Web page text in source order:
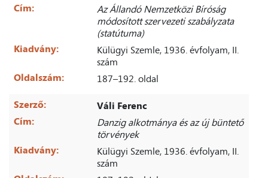
Cím:
Az Állandó Nemzetközi Bíróság
módosított szervezeti szabályzata
(statútuma)
Kiadvány:
Külügyi Szemle, 1936. évfolyam, II.
szám
Oldalszám:
187–192. oldal
Szerző:
Váli Ferenc
Cím:
Danzig alkotmánya és az új büntető
törvények
Kiadvány:
Külügyi Szemle, 1936. évfolyam, II.
szám